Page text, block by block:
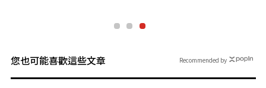
您也可能喜歡這些文章 Recommended by